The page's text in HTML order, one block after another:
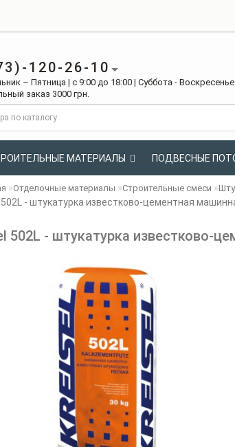
120-26-10
– Пятница | с 9:00 до 18:00 | Суббота -
заказ 3000 грн.
МАТЕРИАЛЫ ПОДВЕСНЫЕ
Отделочные материалы Строительные смеси
502L - штукатурка известково-цементная
502L - штукатурка известково-